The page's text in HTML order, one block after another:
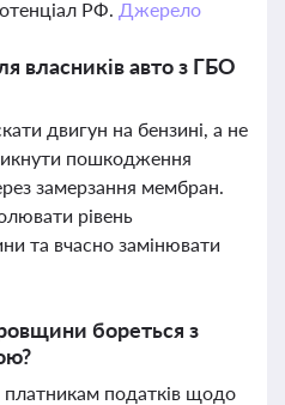
РФ. Джерело
власників авто з ГБО
двигун на бензині, а не
пошкодження
замерзання мембран.
рівень
та вчасно замінювати
бореться з
податків щодо